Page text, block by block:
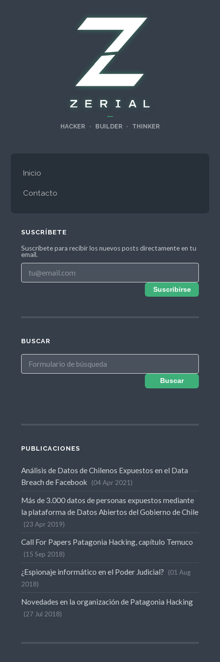
—
HACKER · BUILDER · THINKER
Inicio
Contacto
SUSCRÍBETE
Suscríbete para recibir los nuevos posts directamente en tu
email.
Suscribirse
BUSCAR
Buscar
PUBLICACIONES
Análisis de Datos de Chilenos Expuestos en el Data
Breach de Facebook
04 Apr 2021
Más de 3.000 datos de personas expuestos mediante
la plataforma de Datos Abiertos del Gobierno de Chile
23 Apr 2019
Call For Papers Patagonia Hacking, capítulo Temuco
15 Sep 2018
¿Espionaje informático en el Poder Judicial?
01 Aug
2018
Novedades en la organización de Patagonia Hacking
27 Jul 2018